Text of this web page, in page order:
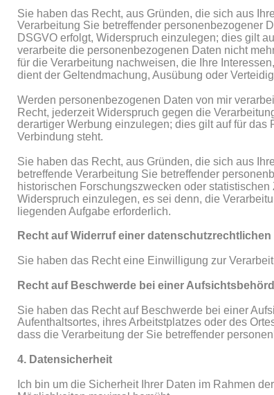
Sie haben das Recht, aus Gründen, die sich aus
Verarbeitung Sie betreffender personenbezogener
DSGVO erfolgt, Widerspruch einzulegen; dies gilt
verarbeite die personenbezogenen Daten nicht
für die Verarbeitung nachweisen, die Ihre
dient der Geltendmachung, Ausübung oder
Werden personenbezogenen Daten von mir
Recht, jederzeit Widerspruch gegen die
derartiger Werbung einzulegen; dies gilt auf für
Verbindung steht.
Sie haben das Recht, aus Gründen, die sich aus
betreffende Verarbeitung Sie betreffender
historischen Forschungszwecken oder
Widerspruch einzulegen, es sei denn, die
liegenden Aufgabe erforderlich.
Recht auf Widerruf einer
Sie haben das Recht eine Einwilligung zur
Recht auf Beschwerde bei einer
Sie haben das Recht auf Beschwerde bei einer
Aufenthaltsortes, ihres Arbeitstplatzes oder des
dass die Verarbeitung der Sie betreffender
4. Datensicherheit
Ich bin um die Sicherheit Ihrer Daten im Rahmen